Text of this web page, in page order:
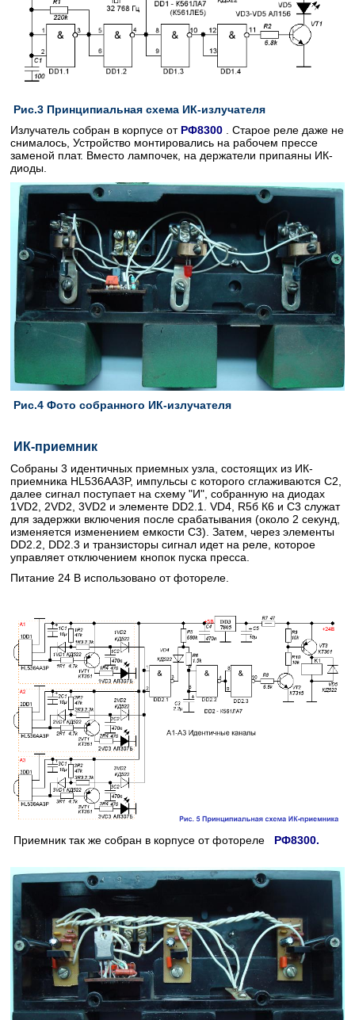
Рис.3 Принципиальная схема ИК-излучателя
Излучатель собран в корпусе от РФ8300 . Старое реле даже не
снималось, Устройство монтировались на рабочем прессе
заменой плат. Вместо лампочек, на держатели припаяны ИК-
диоды.
Рис.4 Фото собранного ИК-излучателя
ИК-приемник
Собраны 3 идентичных приемных узла, состоящих из ИК-
приемника HL536AA3P, импульсы с которого сглаживаются С2,
далее сигнал поступает на схему "И", собранную на диодах
1VD2, 2VD2, 3VD2 и элементе DD2.1. VD4, R5б К6 и С3 служат
для задержки включения после срабатывания (около 2 секунд,
изменяется изменением емкости С3). Затем, через элементы
DD2.2, DD2.3 и транзисторы сигнал идет на реле, которое
управляет отключением кнопок пуска пресса.
Питание 24 В использовано от фотореле.
Приемник так же собран в корпусе от фотореле РФ8300.